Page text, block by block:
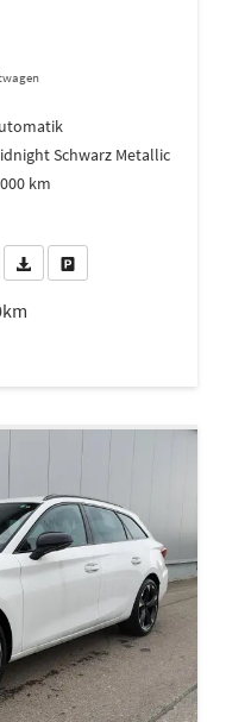
Schwarz Metallic
km
rufen Sie an
Fahrzeugexposé (PDF)